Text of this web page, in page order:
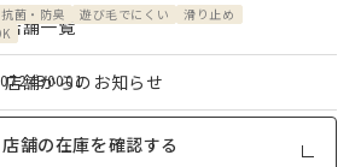
店舗一覧
店舗からのお知らせ
予約｜オンライン接客予約
抗菌・防臭 遊び毛でにくい
滑り止め
店舗の在庫を確認する